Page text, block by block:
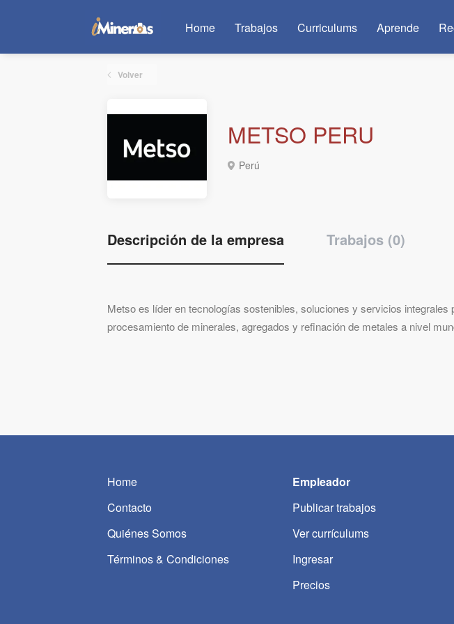
Home Trabajos Curriculums Aprende
Volver
METSO PERU
Perú
Descripción de la empresa Trabajos (0)
Metso es líder en tecnologías sostenibles, soluciones y servicios integrales
procesamiento de minerales, agregados y refinación de metales a nivel
Home
Contacto
Quiénes Somos
Términos & Condiciones
Empleador
Publicar trabajos
Ver currículums
Ingresar
Precios